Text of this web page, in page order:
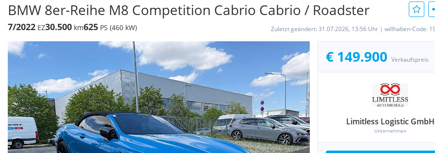
BMW 8er-Reihe M8 Competition Cabrio Cabrio / Roadster
7/2022 EZ30.500 km625 PS (460 kW) Zuletzt geändert: 31.07.2026, 13:56 Uhr | willhaben-Code:
€ 149.900 Verkaufspreis
Limitless Logistic GmbH
Unternehmen